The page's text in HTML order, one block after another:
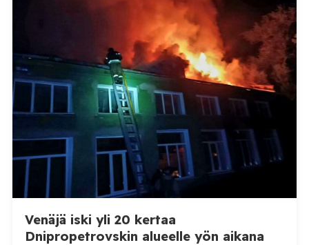
TV:lle tarkempia tietoja Suomen ensimmäisestä
afrikkalaisen sikaruton tapauksesta sekä
eläintautitietojen vaihdosta […]
Venäjä iski yli 20 kertaa
Dnipropetrovskin alueelle yön aikana